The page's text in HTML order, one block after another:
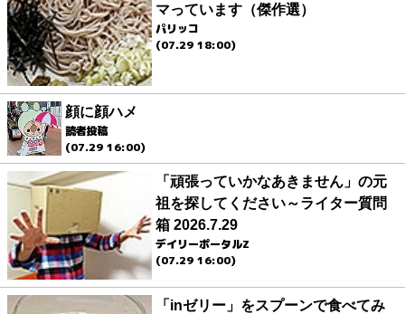
マっています（傑作選）
パリッコ
(07.29 18:00)
顔に顔ハメ
読者投稿
(07.29 16:00)
「頑張っていかなあきません」の元
祖を探してください～ライター質問
箱 2026.7.29
デイリーポータルZ
(07.29 16:00)
「inゼリー」をスプーンで食べてみ